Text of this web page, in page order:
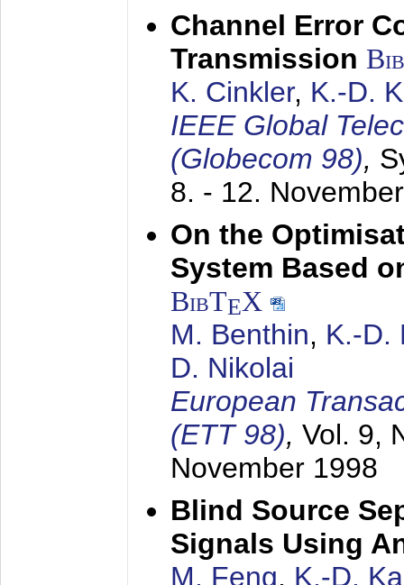
Channel Error
Transmission
K. Cinkler, K.-D.
IEEE Global
(Globecom 98),
8. - 12.
On the
System Based
BibTEX
M. Benthin, K.-D.
D. Nikolai
European
(ETT 98), Vol. 9,
November 1998
Blind Source
Signals Using
M. Feng, K.-D.